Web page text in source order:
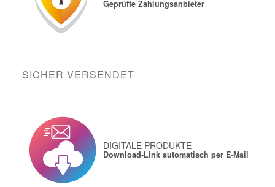
Geprüfte Zahlungsanbieter
SICHER VERSENDET
DIGITALE PRODUKTE
Download-Link automatisch per E-Mail